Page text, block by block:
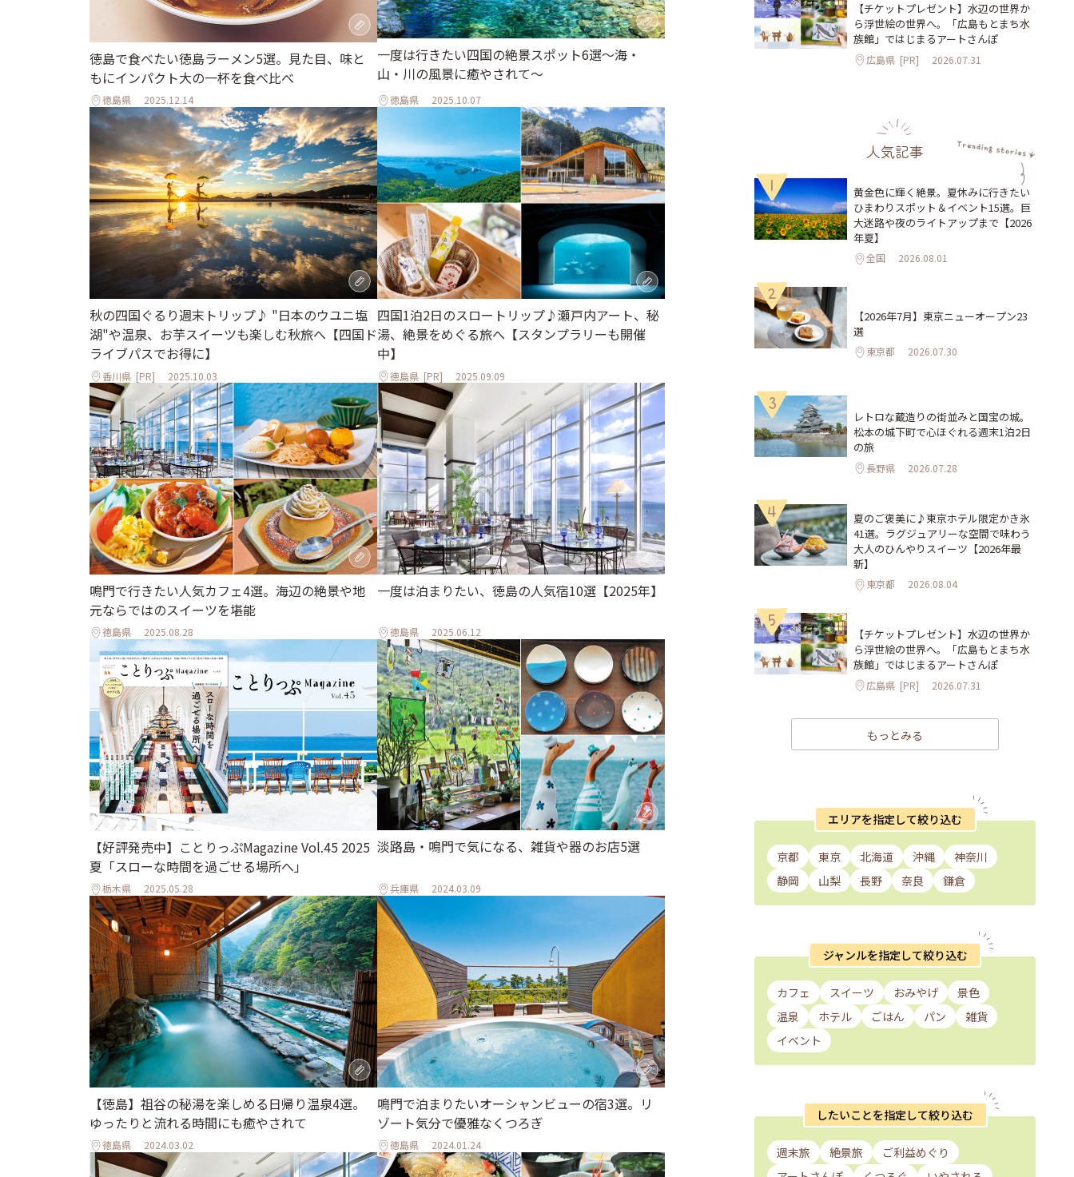
徳島で食べたい徳島ラーメン5選。見た目、味と
もにインパクト大の一杯を食べ比べ
徳島県 2025.12.14
一度は行きたい四国の絶景スポット6選〜海・
山・川の風景に癒やされて〜
徳島県 2025.10.07
秋の四国ぐるり週末トリップ♪ "日本のウユニ塩
湖"や温泉、お芋スイーツも楽しむ秋旅へ【四国ド
ライブパスでお得に】
香川県 [PR] 2025.10.03
四国1泊2日のスロートリップ♪瀬戸内アート、秘
湯、絶景をめぐる旅へ【スタンプラリーも開催
中】
徳島県 [PR] 2025.09.09
鳴門で行きたい人気カフェ4選。海辺の絶景や地
元ならではのスイーツを堪能
徳島県 2025.08.28
一度は泊まりたい、徳島の人気宿10選【2025年】
徳島県 2025.06.12
【好評発売中】ことりっぷMagazine Vol.45 2025
夏「スローな時間を過ごせる場所へ」
栃木県 2025.05.28
淡路島・鳴門で気になる、雑貨や器のお店5選
兵庫県 2024.03.09
【徳島】祖谷の秘湯を楽しめる日帰り温泉4選。
ゆったりと流れる時間にも癒やされて
徳島県 2024.03.02
鳴門で泊まりたいオーシャンビューの宿3選。リ
ゾート気分で優雅なくつろぎ
徳島県 2024.01.24
【チケットプレゼント】水辺の世界か
ら浮世絵の世界へ。「広島もとまち水
族館」ではじまるアートさんぽ
広島県 [PR] 2026.07.31
人気記事
1
黄金色に輝く絶景。夏休みに行きたい
ひまわりスポット＆イベント15選。巨
大迷路や夜のライトアップまで【2026
年夏】
全国 2026.08.01
2
【2026年7月】東京ニューオープン23
選
東京都 2026.07.30
3
レトロな蔵造りの街並みと国宝の城。
松本の城下町で心ほぐれる週末1泊2日
の旅
長野県 2026.07.28
4
夏のご褒美に♪東京ホテル限定かき氷
41選。ラグジュアリーな空間で味わう
大人のひんやりスイーツ【2026年最
新】
東京都 2026.08.04
5
【チケットプレゼント】水辺の世界か
ら浮世絵の世界へ。「広島もとまち水
族館」ではじまるアートさんぽ
広島県 [PR] 2026.07.31
もっとみる
エリアを指定して絞り込む
京都 東京 北海道 沖縄
神奈川
静岡
山梨 長野 奈良 鎌倉
ジャンルを指定して絞り込む
カフェ スイーツ おみやげ
景色
温泉
ホテル ごはん パン
雑貨
イベント
したいことを指定して絞り込む
週末旅 絶景旅
ご利益めぐり